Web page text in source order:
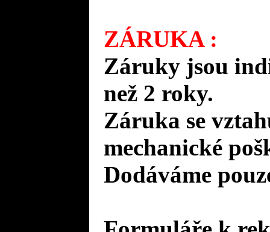
ZÁRUKA :
Záruky jsou
než 2 roky.
Záruka se
mechanické
Dodáváme